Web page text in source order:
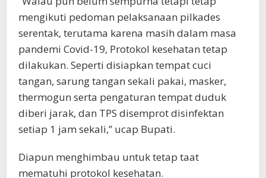
mengikuti pedoman pelaksanaan pilkades
serentak, terutama karena masih dalam masa
pandemi Covid-19, Protokol kesehatan tetap
dilakukan. Seperti disiapkan tempat cuci
tangan, sarung tangan sekali pakai, masker,
thermogun serta pengaturan tempat duduk
diberi jarak, dan TPS disemprot disinfektan
setiap 1 jam sekali,” ucap Bupati.
Diapun menghimbau untuk tetap taat
mematuhi protokol kesehatan.